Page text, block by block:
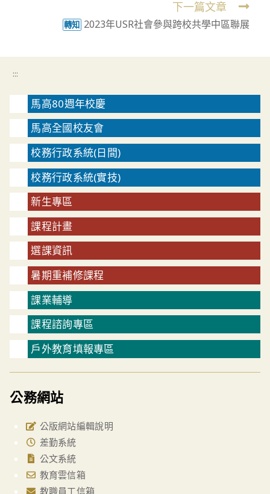
下一篇文章
轉知 2023年USR社會參與跨校共學中區聯展
:::
馬高80週年校慶
馬高全國校友會
校務行政系統(日間)
校務行政系統(實技)
新生專區
課程計畫
選課資訊
暑期重補修課程
課業輔導
課程諮詢專區
戶外教育填報專區
公務網站
公版網站編輯說明
差勤系統
公文系統
教育雲信箱
教職員工信箱